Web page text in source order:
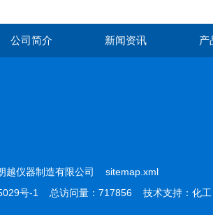
公司简介 新闻资讯 产
越仪器制造有限公司 sitemap.xml
号-1 总访问量：717856 技术支持： 化工